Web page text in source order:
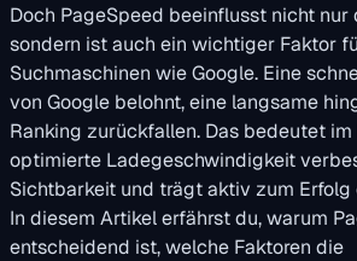
Doch PageSpeed beeinflusst nicht
sondern ist auch ein wichtiger Faktor
Suchmaschinen wie Google. Eine
von Google belohnt, eine langsame
Ranking zurückfallen. Das bedeutet
optimierte Ladegeschwindigkeit
Sichtbarkeit und trägt aktiv zum Erfolg
In diesem Artikel erfährst du, warum
entscheidend ist, welche Faktoren die